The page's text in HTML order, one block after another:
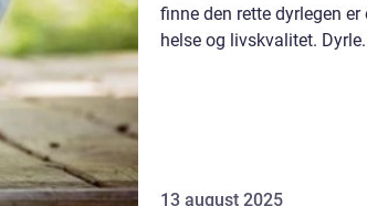
finne den rette dyrlegen
helse og livskvalitet.
13 august 2025